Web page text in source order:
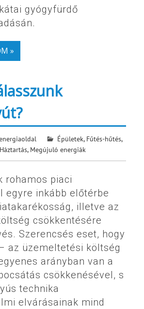
gyógyfürdő
»
Épületek, Fűtés-hűtés,
Háztartás, Megújuló energiák
rohamos piaci
egyre inkább előtérbe
illetve az
csökkentésére
Szerencsés eset, hogy
az üzemeltetési költség
arányban van a
csökkenésével, s
technika
elvárásainak mind